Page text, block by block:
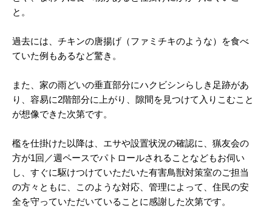
と。
過去には、チキンの唐揚げ（ファミチキのような）を食べ
ていた例もあるなど驚き。
また、家の雨どいの垂直部分にハクビシンらしき足跡があ
り、容易に2階部分に上がり、隙間を見つけて入りこむこと
が想像できた次第です。
檻を仕掛けた以降は、エサや設置状況の確認に、猟友会の
方が1回／週ペースでパトロールされることなどもお伺い
し、すぐに駆けつけていただいた有害鳥獣対策室のご担当
の方々ともに、このような対応、管理によって、住民の安
全を守っていただいていることに感謝した次第です。